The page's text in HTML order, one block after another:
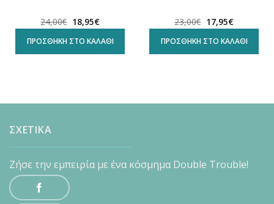
24,00€ Original
price
was:
24,00€.
18,95€Η
τρέχουσα
τιμή
είναι:
18,95€.
ΠΡΟΣΘΉΚΗ ΣΤΟ ΚΑΛΆΘΙ
23,00€ Original
price
was:
23,00€.
17,95€Η
τρέχουσα
τιμή
είναι:
17,95€.
ΠΡΟΣΘΉΚΗ ΣΤΟ ΚΑΛΆΘΙ
ΣΧΕΤΙΚΑ
Ζήσε την εμπειρία με ένα κόσμημα Double Trouble!